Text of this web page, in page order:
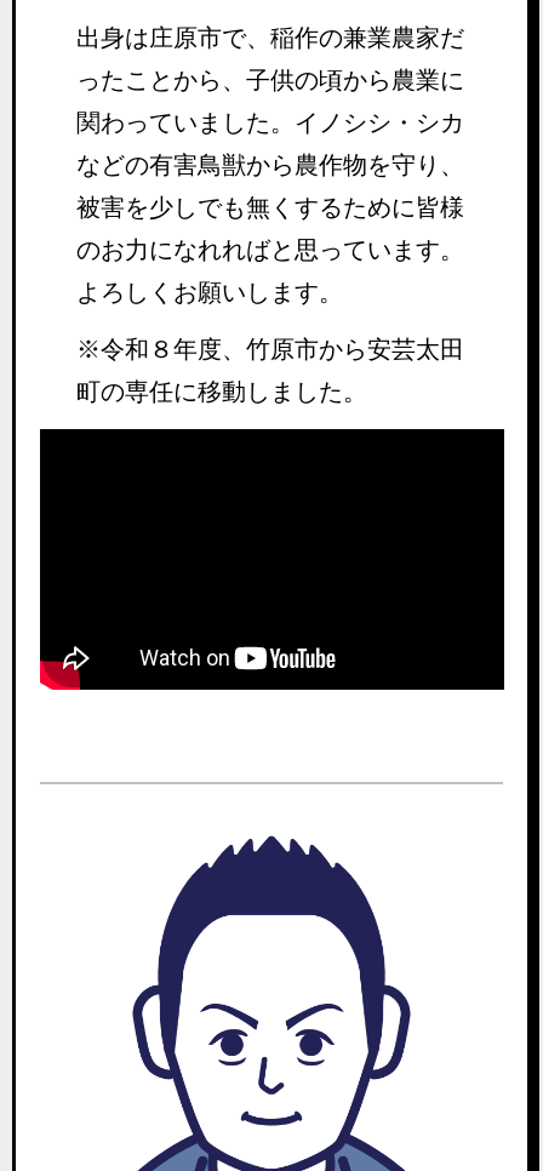
出身は庄原市で、稲作の兼業農家だ
ったことから、子供の頃から農業に
関わっていました。イノシシ・シカ
などの有害鳥獣から農作物を守り、
被害を少しでも無くするために皆様
のお力になれればと思っています。
よろしくお願いします。
※令和８年度、竹原市から安芸太田
町の専任に移動しました。